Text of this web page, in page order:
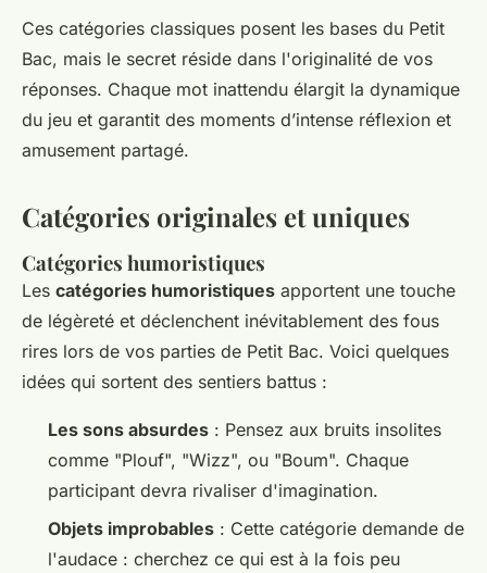
Ces catégories classiques posent les bases du Petit
Bac, mais le secret réside dans l'originalité de vos
réponses. Chaque mot inattendu élargit la dynamique
du jeu et garantit des moments d’intense réflexion et
amusement partagé.
Catégories originales et uniques
Catégories humoristiques
Les catégories humoristiques apportent une touche
de légèreté et déclenchent inévitablement des fous
rires lors de vos parties de Petit Bac. Voici quelques
idées qui sortent des sentiers battus :
Les sons absurdes : Pensez aux bruits insolites
comme "Plouf", "Wizz", ou "Boum". Chaque
participant devra rivaliser d'imagination.
Objets improbables : Cette catégorie demande de
l'audace : cherchez ce qui est à la fois peu